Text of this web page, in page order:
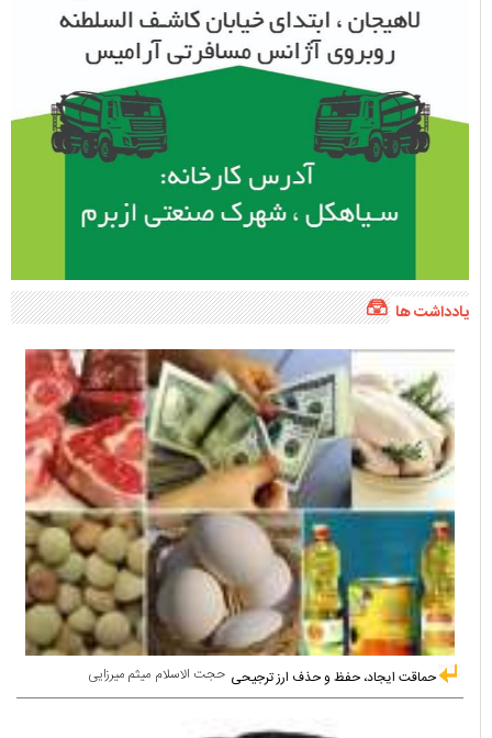
یادداشت ها
حجت الاسلام میثم میرزایی حماقت ایجاد، حفظ و حذف ارز ترجیحی